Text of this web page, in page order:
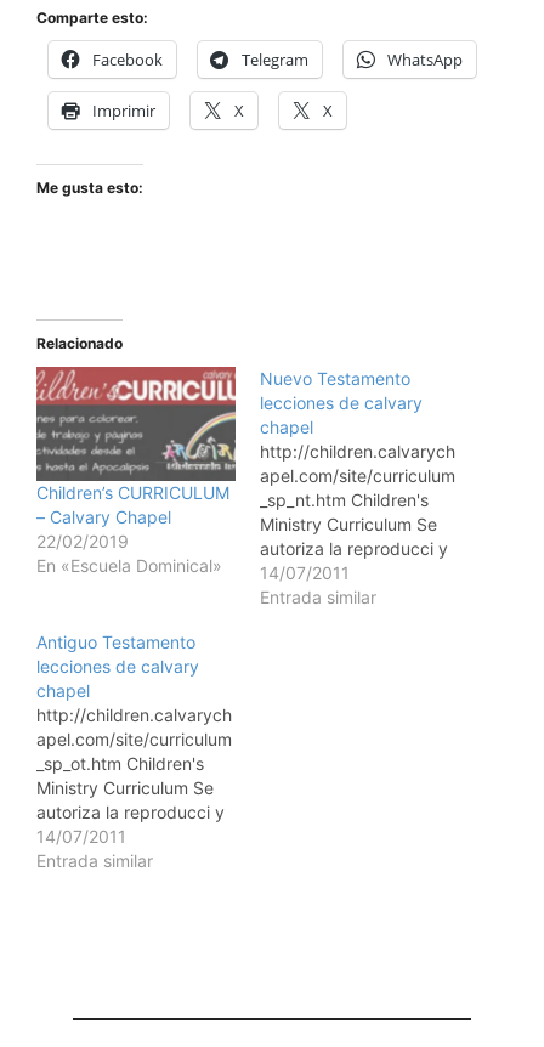
Comparte esto:
Facebook Telegram WhatsApp
Imprimir X X
Me gusta esto:
Relacionado
Children’s CURRICULUM
– Calvary Chapel
22/02/2019
En «Escuela Dominical»
Nuevo Testamento
lecciones de calvary
chapel
http://children.calvarych
apel.com/site/curriculum
_sp_nt.htm Children's
Ministry Curriculum Se
autoriza la reproducci y
distribucin de este
material, pero no puede
14/07/2011
Entrada similar
Antiguo Testamento
lecciones de calvary
chapel
http://children.calvarych
apel.com/site/curriculum
_sp_ot.htm Children's
Ministry Curriculum Se
autoriza la reproducci y
distribucin de este
material, pero no puede
14/07/2011
Entrada similar